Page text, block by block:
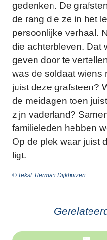
gedenken. De
de rang die ze in het
persoonlijke verhaal.
die achterbleven. Dat
geven door te
was de soldaat wiens
juist deze grafsteen?
de meidagen toen
zijn vaderland?
familieleden hebben
Op de plek waar juist
ligt.
© Tekst: Herman Dijkhuizen